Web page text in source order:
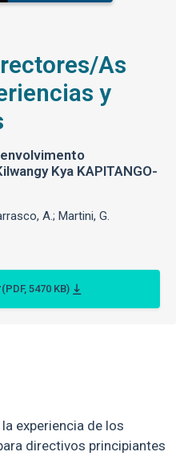
As
y
Kya KAPITANGO-
A.; Martini, G.
(PDF, 5470 KB)
experiencia de los
directivos principiantes